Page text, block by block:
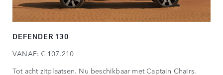
DEFENDER 130
VANAF: € 107.210
Tot acht zitplaatsen. Nu beschikbaar met Captain Chairs.